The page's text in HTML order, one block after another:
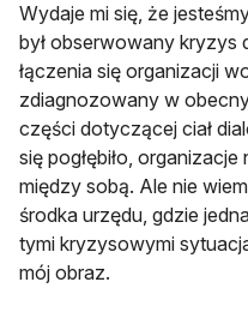
Wydaje mi się, że
był obserwowany kryzys
łączenia się organizacji
zdiagnozowany w
części dotyczącej ciał
się pogłębiło,
między sobą. Ale nie
środka urzędu, gdzie
tymi kryzysowymi
mój obraz.